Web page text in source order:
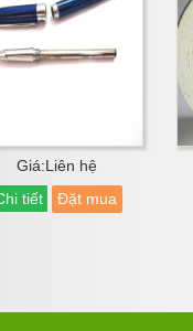
Giá:Liên hệ
tiết
Đặt mua